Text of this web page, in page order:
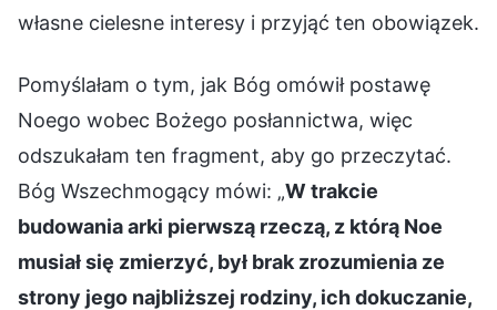
własne cielesne interesy i przyjąć ten obowiązek.
Pomyślałam o tym, jak Bóg omówił postawę
Noego wobec Bożego posłannictwa, więc
odszukałam ten fragment, aby go przeczytać.
Bóg Wszechmogący mówi: „W trakcie
budowania arki pierwszą rzeczą, z którą Noe
musiał się zmierzyć, był brak zrozumienia ze
strony jego najbliższej rodziny, ich dokuczanie,